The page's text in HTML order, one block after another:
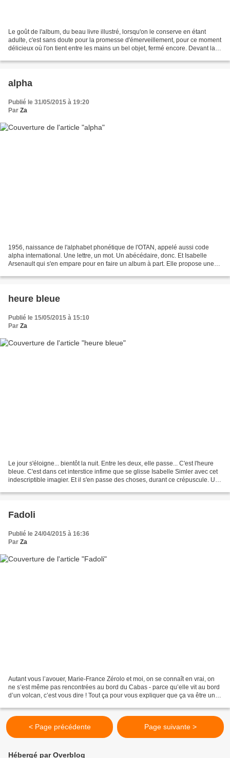
Le goût de l'album, du beau livre illustré, lorsqu'on le conserve en étant
adulte, c'est sans doute pour la promesse d'émerveillement, pour ce moment
délicieux où l'on tient entre les mains un bel objet, fermé encore. Devant la
alpha
Publié le 31/05/2015 à 19:20
Par Za
1956, naissance de l'alphabet phonétique de l'OTAN, appelé aussi code
alpha international. Une lettre, un mot. Un abécédaire, donc. Et Isabelle
Arsenault qui s'en empare pour en faire un album à part. Elle propose une
heure bleue
Publié le 15/05/2015 à 15:10
Par Za
Le jour s'éloigne... bientôt la nuit. Entre les deux, elle passe... C'est l'heure
bleue. C'est dans cet interstice infime que se glisse Isabelle Simler avec cet
indescriptible imagier. Et il s'en passe des choses, durant ce crépuscule. Un
Fadoli
Publié le 24/04/2015 à 16:36
Par Za
Autant vous l’avouer, Marie-France Zérolo et moi, on se connaît en vrai, on
ne s’est même pas rencontrées au bord du Cabas - parce qu’elle vit au bord
d’un volcan, c’est vous dire ! Tout ça pour vous expliquer que ça va être une
< Page précédente Page suivante >
Hébergé par Overblog